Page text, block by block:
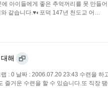
에 아이들에게 좋은 추억꺼리를 못 만
같습니다.♥◐포덕 147년 천도교 어…
해
: 0 날짜 : 2006.07.20 23:43 수련을
즐거운 수련을 할 수 있습니다.또 직장